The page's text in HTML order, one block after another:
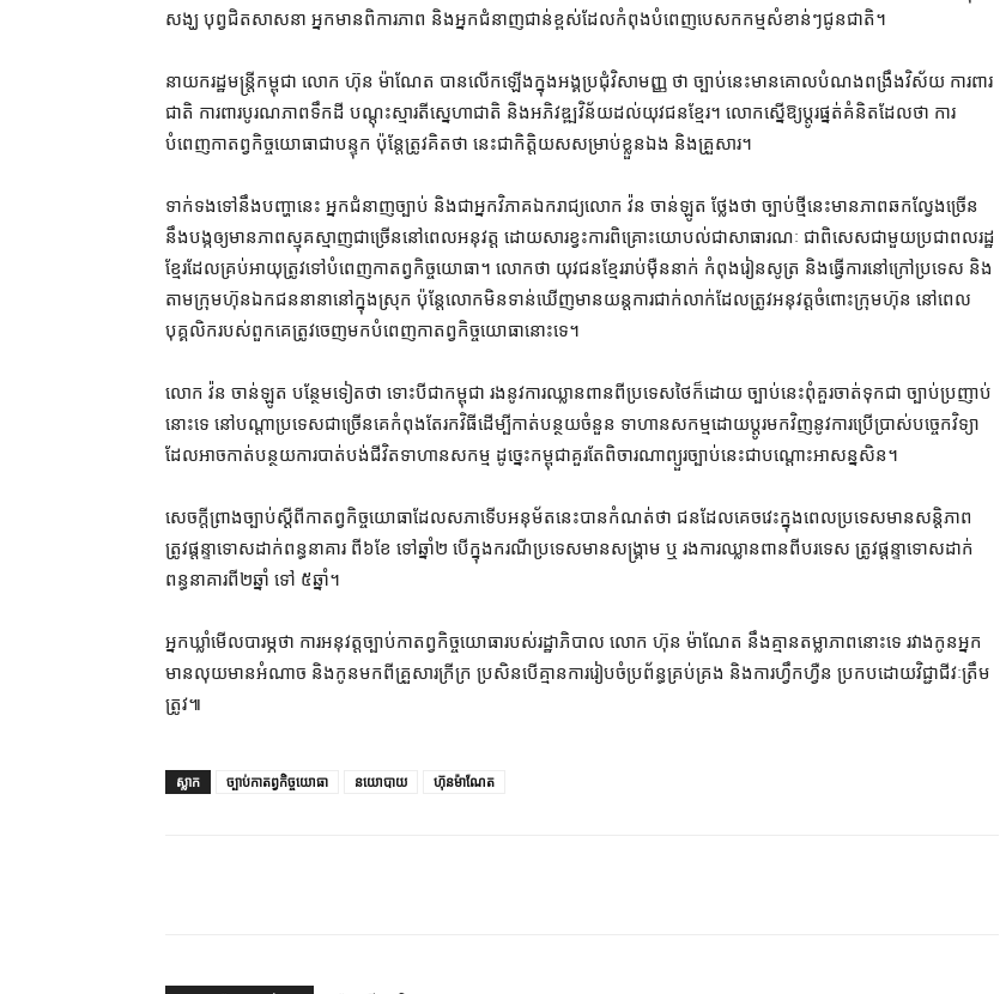
សង្ឃ បុព្វ​ជិត​សាសនា អ្នកមាន​ពិការភាព និង​អ្នកជំនាញ​ជាន់ខ្ពស់​ដែល​កំពុង​បំពេញបេសកកម្ម​សំខាន់ៗ​ជូន​ជាតិ។
នាយករដ្ឋមន្ត្រី​កម្ពុជា លោក ហ៊ុន ម៉ាណែត បាន​លើក​ឡើង​ក្នុង​អង្គប្រជុំ​វិសាមញ្ញ ថា ច្បាប់​នេះ​មាន​គោលបំណង​ពង្រឹង​វិស័យ ការពារ​
ជាតិ ការពារ​បូរណភាព​ទឹកដី បណ្ដុះ​ស្មារតី​ស្នេហា​ជាតិ និង​អភិវឌ្ឍ​វិន័យ​ដល់​យុវជន​ខ្មែរ​។ លោក​ស្នើ​ឱ្យ​ប្តូរ​ផ្នត់គំនិត​ដែល​ថា ការ​
បំពេញ​កាតព្វកិច្ច​យោធា​ជា​បន្ទុក ប៉ុន្តែ​ត្រូវ​គិត​ថា នេះ​ជា​កិត្តិយស​សម្រាប់​ខ្លួនឯង និង​គ្រួសារ។
ទាក់ទង​ទៅ​នឹង​បញ្ហា​នេះ អ្នកជំនាញ​ច្បាប់ និង​ជា​អ្នកវិភាគ​ឯករាជ្យ​លោក វ៉ន ចាន់ឡូត ថ្លែង​ថា ច្បាប់​ថ្មី​នេះ​មាន​ភាព​ឆក​ល្វែង​ច្រើន
នឹង​បង្ក​ឲ្យ​មាន​ភាពស្មុគស្មាញ​ជាច្រើន​នៅពេល​អនុវត្ត ដោយសារ​ខ្វះ​ការពិគ្រោះ​យោបល់​ជា​សាធារណៈ ជាពិសេស​ជាមួយ​ប្រជាពលរដ្ឋ​
ខ្មែរ​ដែល​គ្រប់​អាយុ​ត្រូវ​ទៅ​បំពេញ​កាតព្វកិច្ច​យោធា​។ លោក​ថា យុវជន​ខ្មែរ​រាប់​ម៉ឺន​នាក់ កំពុង​រៀនសូត្រ និង​ធ្វើការ​នៅ​ក្រៅ​ប្រទេស និង​
តាម​ក្រុមហ៊ុន​ឯកជន​នានា​នៅក្នុង​ស្រុក ប៉ុន្តែ​លោក​មិនទាន់​ឃើញ​មាន​យន្តការ​ជាក់លាក់​ដែល​ត្រូវ​អនុវត្ត​ចំពោះ​ក្រុមហ៊ុន នៅពេល​
បុគ្គលិក​របស់​ពួកគេ​ត្រូវ​ចេញ​មក​បំពេញ​កាតព្វកិច្ច​យោធា​នោះ​ទេ។
លោក វ៉ន ចាន់ឡូត បន្ថែម​ទៀត​ថា ទោះបីជា​កម្ពុជា រង​នូវ​ការឈ្លានពាន​ពី​ប្រទេស​ថៃ​ក៏ដោយ ច្បាប់​នេះ​ពុំគួរ​ចាត់ទុកជា ច្បាប់​ប្រញាប់​
នោះ​ទេ នៅ​បណ្ដា​ប្រទេស​ជាច្រើន​គេ​កំពុងតែ​រក​វិធី​ដើម្បី​កាត់បន្ថយ​ចំនួន ទាហាន​សកម្ម​ដោយ​ប្ដូរ​មកវិញ​នូវ​ការប្រើប្រាស់​បច្ចេកវិទ្យា
ដែល​អាច​កាត់បន្ថយ​ការ​បាត់​បង់ជីវិត​ទាហាន​សកម្ម ដូច្នេះ​កម្ពុជា​គួរតែ​ពិចារណា​ព្យួរ​ច្បាប់​នេះ​ជា​បណ្ដោះអាសន្ន​សិន។
សេចក្តី​ព្រាងច្បាប់​ស្ដីពី​កាតព្វកិច្ច​យោធា​ដែល​សភា​ទើប​អនុម័ត​នេះ​បាន​កំណត់​ថា ជន​ដែល​គេចវេះ​ក្នុង​ពេល​ប្រទេស​មាន​សន្តិភាព
ត្រូវ​ផ្ដន្ទាទោស​ដាក់​ពន្ធនាគារ ពី​៦​ខែ ទៅ​ឆ្នាំ​២ បើ​ក្នុងករណី​ប្រទេស​មាន​សង្គ្រាម ឬ រង​ការឈ្លានពាន​ពី​បរទេស ត្រូវ​ផ្ដន្ទាទោស​ដាក់​
ពន្ធនាគារ​ពី​២​ឆ្នាំ ទៅ ៥​ឆ្នាំ។
អ្នកឃ្លាំមើល​បារម្ភ​ថា ការអនុវត្ត​ច្បាប់​កាតព្វកិច្ច​យោធា​របស់​រដ្ឋាភិបាល លោក ហ៊ុន ម៉ាណែ​ត នឹង​គ្មាន​តម្លាភាព​នោះ​ទេ រវាង​កូន​អ្នក​
មាន​លុយ​មានអំណាច និង​កូន​មកពី​គ្រួសារ​ក្រីក្រ ប្រសិនបើ​គ្មាន​ការរៀបចំ​ប្រព័ន្ធ​គ្រប់គ្រង និង​ការ​ហ្វឹកហ្វឺន ប្រកប​ដោយ​វិជ្ជាជីវៈ​ត្រឹម
ត្រូវ៕
ស្លាក ច្បាប់កាតព្វកិច្ចយោធា នយោបាយ ហ៊ុនម៉ាណែត